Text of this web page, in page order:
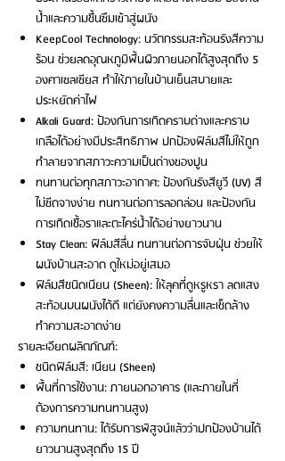
น้ำและความชื้นซึมเข้าสู่ผนัง
KeepCool Technology: นวัตกรรมสะท้อนรังสีความ
ร้อน ช่วยลดอุณหภูมิพื้นผิวภายนอกได้สูงสุดถึง 5
องศาเซลเซียส ทำให้ภายในบ้านเย็นสบายและ
ประหยัดค่าไฟ
Alkali Guard: ป้องกันการเกิดคราบด่างและคราบ
เกลือได้อย่างมีประสิทธิภาพ ปกป้องฟิล์มสีไม่ให้ถูก
ทำลายจากสภาวะความเป็นด่างของปูน
ทนทานต่อทุกสภาวะอากาศ: ป้องกันรังสียูวี (UV) สี
ไม่ซีดจางง่าย ทนทานต่อการลอกล่อน และป้องกัน
การเกิดเชื้อราและตะไคร่น้ำได้อย่างยาวนาน
Stay Clean: ฟิล์มสีลื่น ทนทานต่อการจับฝุ่น ช่วยให้
ผนังบ้านสะอาด ดูใหม่อยู่เสมอ
ฟิล์มสีชนิดเนียน (Sheen): ให้ลุคที่ดูหรูหรา ลดแสง
สะท้อนบนผนังได้ดี แต่ยังคงความลื่นและเช็ดล้าง
ทำความสะอาดง่าย
รายละเอียดผลิตภัณฑ์:
ชนิดฟิล์มสี: เนียน (Sheen)
พื้นที่การใช้งาน: ภายนอกอาคาร (และภายในที่
ต้องการความทนทานสูง)
ความทนทาน: ได้รับการพิสูจน์แล้วว่าปกป้องบ้านได้
ยาวนานสูงสุดถึง 15 ปี